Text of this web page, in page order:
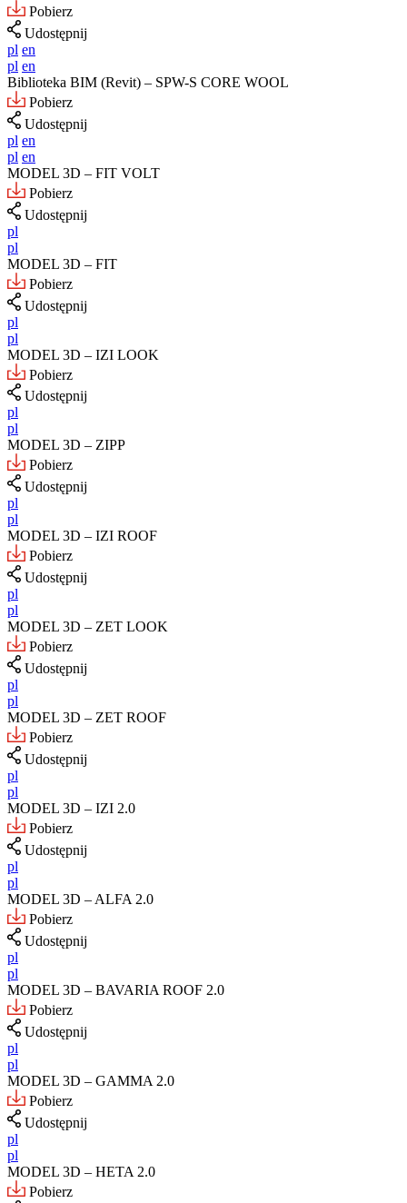
Pobierz
Udostępnij
pl en
pl en
Biblioteka BIM (Revit) – SPW-S CORE WOOL
Pobierz
Udostępnij
pl en
pl en
MODEL 3D – FIT VOLT
Pobierz
Udostępnij
pl
pl
MODEL 3D – FIT
Pobierz
Udostępnij
pl
pl
MODEL 3D – IZI LOOK
Pobierz
Udostępnij
pl
pl
MODEL 3D – ZIPP
Pobierz
Udostępnij
pl
pl
MODEL 3D – IZI ROOF
Pobierz
Udostępnij
pl
pl
MODEL 3D – ZET LOOK
Pobierz
Udostępnij
pl
pl
MODEL 3D – ZET ROOF
Pobierz
Udostępnij
pl
pl
MODEL 3D – IZI 2.0
Pobierz
Udostępnij
pl
pl
MODEL 3D – ALFA 2.0
Pobierz
Udostępnij
pl
pl
MODEL 3D – BAVARIA ROOF 2.0
Pobierz
Udostępnij
pl
pl
MODEL 3D – GAMMA 2.0
Pobierz
Udostępnij
pl
pl
MODEL 3D – HETA 2.0
Pobierz